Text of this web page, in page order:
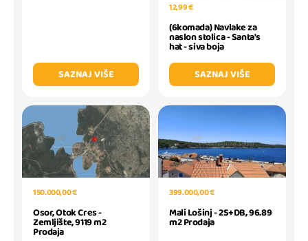
SAZNAJ VIŠE
12,99 €
(6komada) Navlake za
naslon stolica - Santa's
hat - siva boja
SAZNAJ VIŠE
150.000,00 €
Osor, Otok Cres -
Zemljište, 9119 m2
Prodaja
399.000,00 €
Mali Lošinj - 2S+DB, 96.89
m2 Prodaja